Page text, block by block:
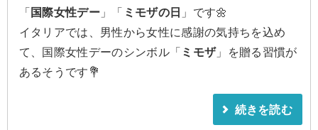
「 国際女性デー 」「 ミモザの日 」です🌼
イタリアでは、男性から女性に感謝の気持ちを込め
て、国際女性デーのシンボル「 ミモザ」を贈る習慣が
あるそうです💐
続きを読む